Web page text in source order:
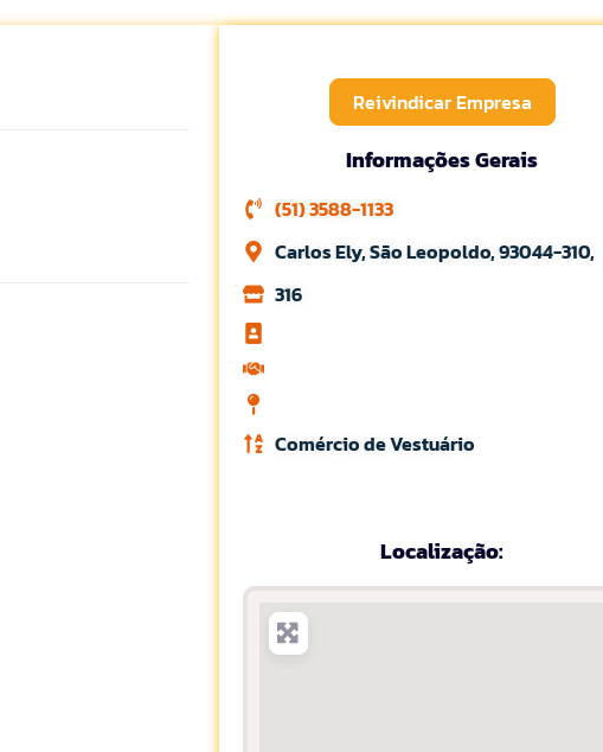
Reivindicar Empresa
Informações Gerais
(51) 3588-1133
Carlos Ely, São Leopoldo, 93044-310,
316
Comércio de Vestuário
Localização: